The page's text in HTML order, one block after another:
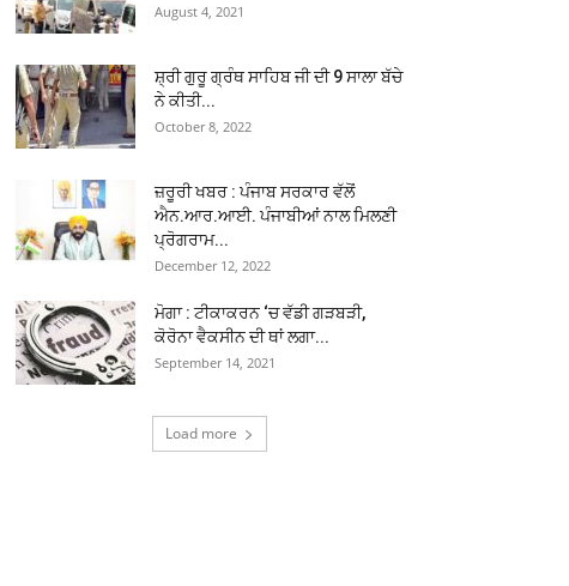
August 4, 2021
ਸ਼੍ਰੀ ਗੁਰੂ ਗ੍ਰੰਥ ਸਾਹਿਬ ਜੀ ਦੀ 9 ਸਾਲਾ ਬੱਚੇ
ਨੇ ਕੀਤੀ...
October 8, 2022
ਜ਼ਰੂਰੀ ਖਬਰ : ਪੰਜਾਬ ਸਰਕਾਰ ਵੱਲੋਂ
ਐਨ.ਆਰ.ਆਈ. ਪੰਜਾਬੀਆਂ ਨਾਲ ਮਿਲਣੀ
ਪ੍ਰੋਗਰਾਮ...
December 12, 2022
ਮੋਗਾ : ਟੀਕਾਕਰਨ ‘ਚ ਵੱਡੀ ਗੜਬੜੀ,
ਕੋਰੋਨਾ ਵੈਕਸੀਨ ਦੀ ਥਾਂ ਲਗਾ...
September 14, 2021
Load more